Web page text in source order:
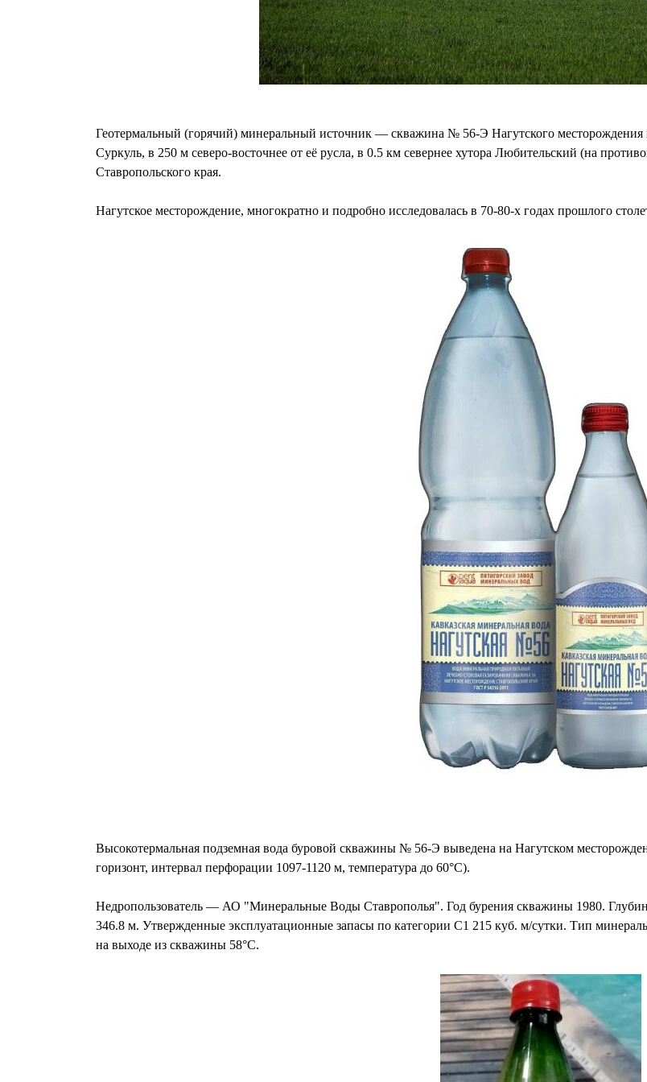
Геотермальный (горячий) минеральный источник — скважина № 56-Э Нагутского месторождения
Суркуль, в 250 м северо-восточнее от её русла, в 0.5 км севернее хутора Любительский (на
Ставропольского края.
Нагутское месторождение, многократно и подробно исследовалась в 70-80-х годах прошлого
Высокотермальная подземная вода буровой скважины № 56-Э выведена на Нагутском
горизонт, интервал перфорации 1097-1120 м, темпера­тура до 60°С).
Недропользователь — АО "Минеральные Воды Ставрополья". Год бурения скважины 1980.
346.8 м. Утвержденные эксплуатационные запасы по категории C1 215 куб. м/сутки. Тип
на выходе из скважины 58°С.